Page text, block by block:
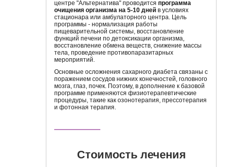
центре "Альтернатива" проводится программа
очищения организма на 5-10 дней в условиях
стационара или амбулаторного центра. Цель
программы - нормализация работы
пищеварительной системы, восстановление
функций печени по детоксикации организма,
восстановление обмена веществ, снижение массы
тела, проведение противопаразитарных
мероприятий.
Основные осложнения сахарного диабета связаны с
поражением сосудов нижних конечностей, головного
мозга, глаз, почек. Поэтому, в дополнение к базовой
программе применяются физиотерапевтические
процедуры, такие как озонотерапия, прессотерапия
и фотонная терапия.
Стоимость лечения